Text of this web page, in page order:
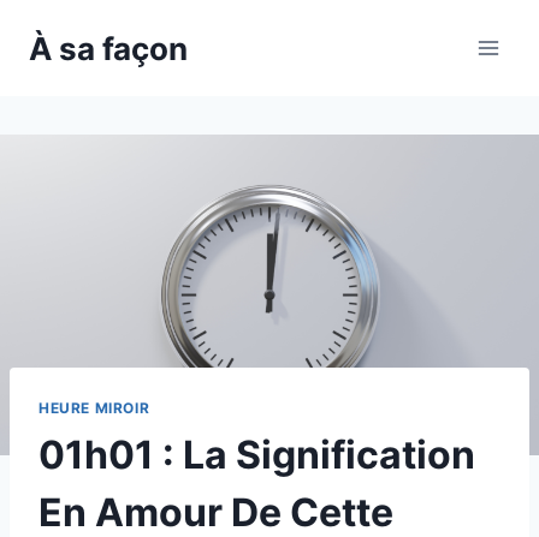
À sa façon
HEURE MIROIR
01h01 : La Signification
En Amour De Cette